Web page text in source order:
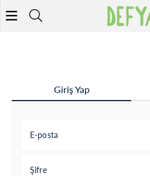
Giriş Yap
E-posta
Şifre